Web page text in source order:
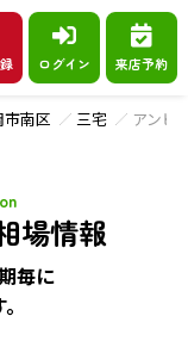
ログイン 来店予約
市南区 三宅 アンピ
場情報
毎に